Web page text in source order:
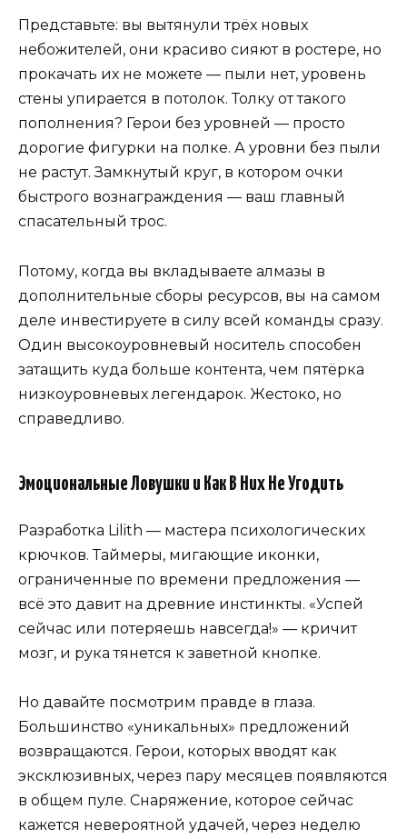
Представьте: вы вытянули трёх новых
небожителей, они красиво сияют в ростере, но
прокачать их не можете — пыли нет, уровень
стены упирается в потолок. Толку от такого
пополнения? Герои без уровней — просто
дорогие фигурки на полке. А уровни без пыли
не растут. Замкнутый круг, в котором очки
быстрого вознаграждения — ваш главный
спасательный трос.
Потому, когда вы вкладываете алмазы в
дополнительные сборы ресурсов, вы на самом
деле инвестируете в силу всей команды сразу.
Один высокоуровневый носитель способен
затащить куда больше контента, чем пятёрка
низкоуровневых легендарок. Жестоко, но
справедливо.
Эмоциональные Ловушки и Как В Них Не Угодить
Разработка Lilith — мастера психологических
крючков. Таймеры, мигающие иконки,
ограниченные по времени предложения —
всё это давит на древние инстинкты. «Успей
сейчас или потеряешь навсегда!» — кричит
мозг, и рука тянется к заветной кнопке.
Но давайте посмотрим правде в глаза.
Большинство «уникальных» предложений
возвращаются. Герои, которых вводят как
эксклюзивных, через пару месяцев появляются
в общем пуле. Снаряжение, которое сейчас
кажется невероятной удачей, через неделю